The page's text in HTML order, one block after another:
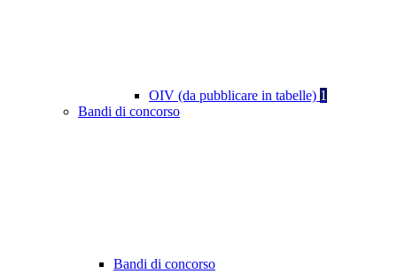
OIV (da pubblicare in tabelle) 1
Bandi di concorso
Bandi di concorso